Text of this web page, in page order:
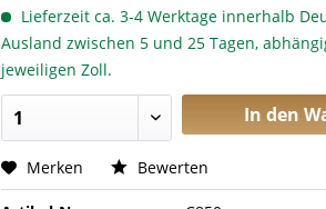
Lieferzeit ca. 3-4 Werktage innerhalb
Ausland zwischen 5 und 25 Tagen,
jeweiligen Zoll.
In den
Merken Bewerten